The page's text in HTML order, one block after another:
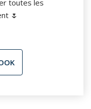
toutes les
🌷